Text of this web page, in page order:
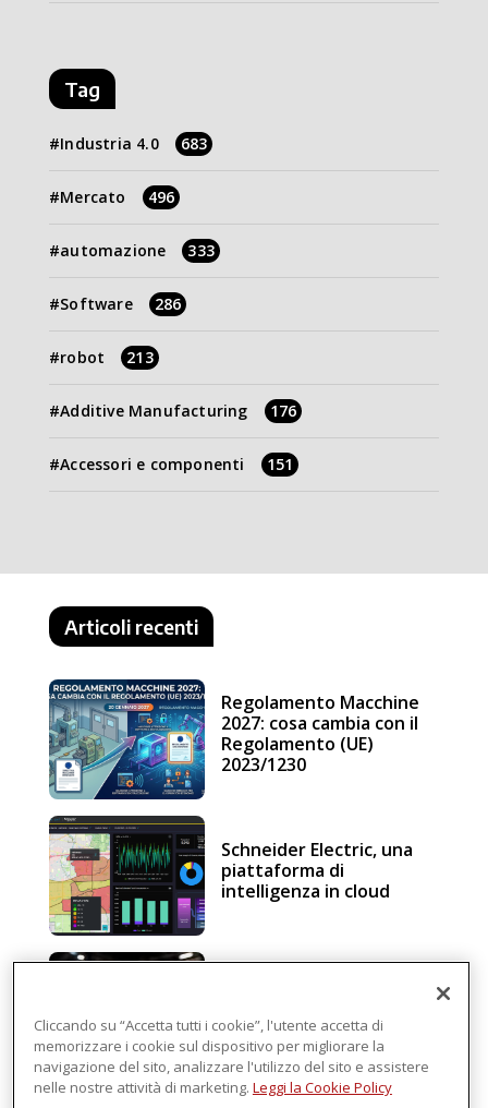
Tag
Industria 4.0 683
Mercato 496
automazione 333
Software 286
robot 213
Additive Manufacturing 176
Accessori e componenti 151
Articoli recenti
Regolamento Macchine
2027: cosa cambia con il
Regolamento (UE)
2023/1230
Schneider Electric, una
piattaforma di
intelligenza in cloud
Regolamento macchine
Cliccando su “Accetta tutti i cookie”, l'utente accetta di
memorizzare i cookie sul dispositivo per migliorare la
navigazione del sito, analizzare l'utilizzo del sito e assistere
nelle nostre attività di marketing. Leggi la Cookie Policy